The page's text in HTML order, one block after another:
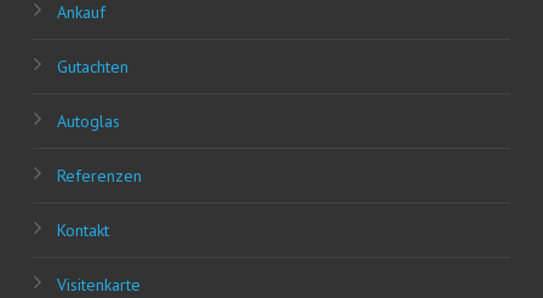
Ankauf
Gut­ach­ten
Auto­glas
Refe­ren­zen
Kon­takt
Visi­ten­kar­te